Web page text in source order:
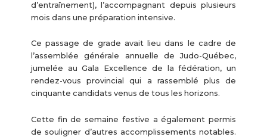
d’entraînement), l’accompagnant depuis plusieurs
mois dans une préparation intensive.
Ce passage de grade avait lieu dans le cadre de
l’assemblée générale annuelle de Judo-Québec,
jumelée au Gala Excellence de la fédération, un
rendez-vous provincial qui a rassemblé plus de
cinquante candidats venus de tous les horizons.
Cette fin de semaine festive a également permis
de souligner d’autres accomplissements notables.